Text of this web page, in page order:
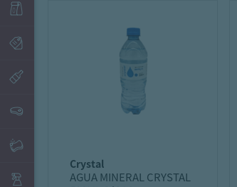
crystal
AGUA MINERAL CRYSTAL